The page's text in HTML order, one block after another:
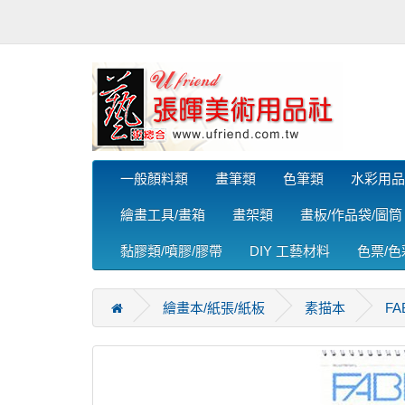
一般顏料類 畫筆類 色筆類 水彩用品
繪畫工具/畫箱 畫架類 畫板/作品袋/圖筒
黏膠類/噴膠/膠帶 DIY 工藝材料 色票/色
繪畫本/紙張/紙板 素描本